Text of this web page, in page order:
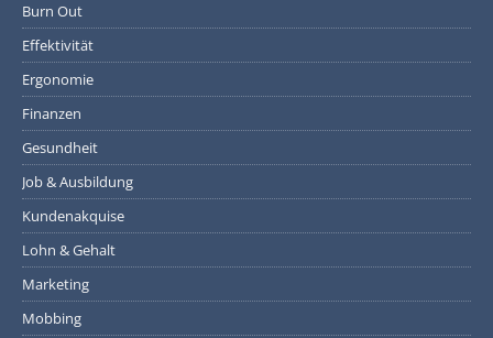
Burn Out
Effektivität
Ergonomie
Finanzen
Gesundheit
Job & Ausbildung
Kundenakquise
Lohn & Gehalt
Marketing
Mobbing